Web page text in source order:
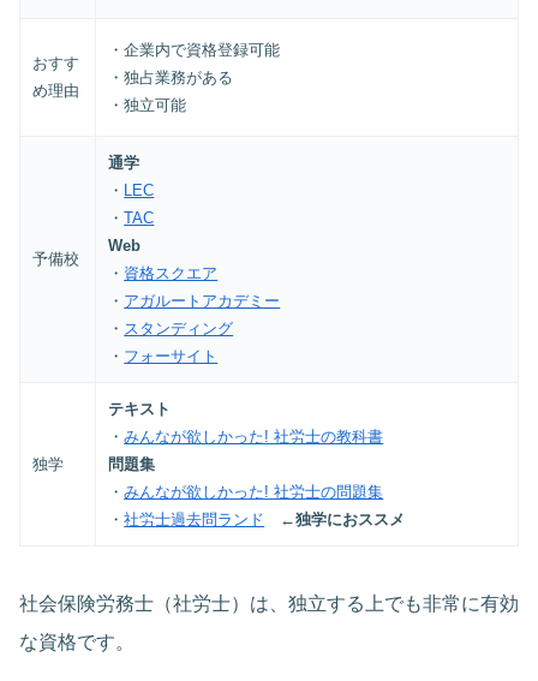
おすす
め理由
・企業内で資格登録可能
・独占業務がある
・独立可能
予備校
通学
・ LEC
・TAC
Web
・ 資格スクエア
・ アガルートアカデミー
・ スタンディング
・ フォーサイト
独学
テキスト
・みんなが欲しかった! 社労士の教科書
問題集
・みんなが欲しかった! 社労士の問題集
・社労士過去問ランド ←独学におススメ
社会保険労務士（社労士）は、独立する上でも非常に有効
な資格です。